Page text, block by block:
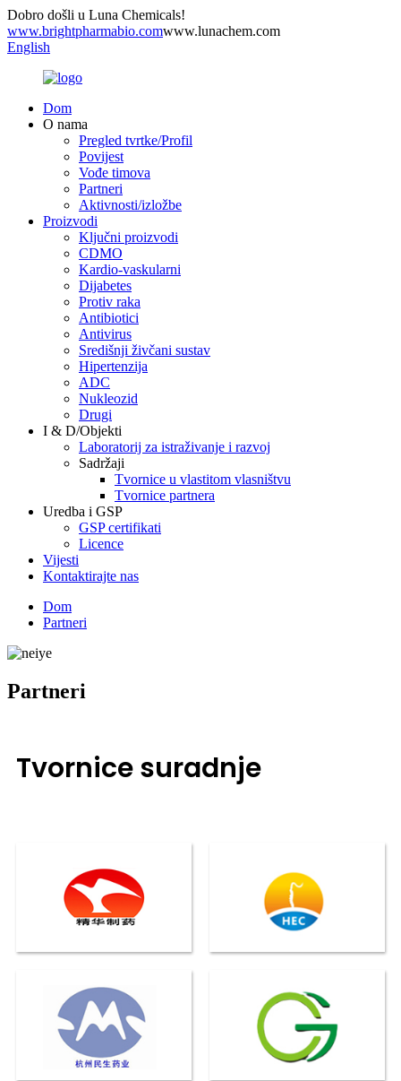
Dobro došli u Luna Chemicals!
www.brightpharmabio.comwww.lunachem.com
English
Dom
O nama
Pregled tvrtke/Profil
Povijest
Vođe timova
Partneri
Aktivnosti/izložbe
Proizvodi
Ključni proizvodi
CDMO
Kardio-vaskularni
Dijabetes
Protiv raka
Antibiotici
Antivirus
Središnji živčani sustav
Hipertenzija
ADC
Nukleozid
Drugi
I & D/Objekti
Laboratorij za istraživanje i razvoj
Sadržaji
Tvornice u vlastitom vlasništvu
Tvornice partnera
Uredba i GSP
GSP certifikati
Licence
Vijesti
Kontaktirajte nas
Dom
Partneri
Partneri
Tvornice suradnje